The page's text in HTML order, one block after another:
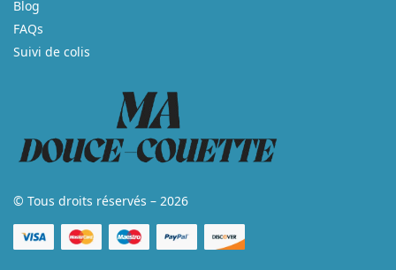
Blog
FAQs
Suivi de colis
© Tous droits réservés – 2026